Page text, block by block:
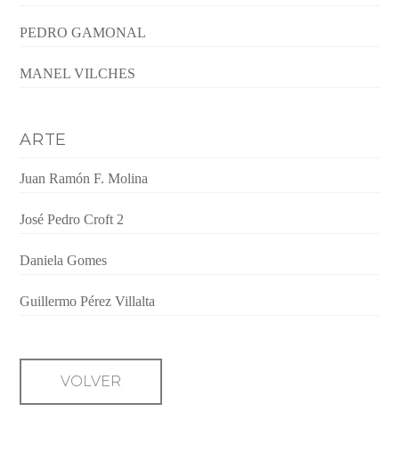
PEDRO GAMONAL
MANEL VILCHES
ARTE
Juan Ramón F. Molina
José Pedro Croft 2
Daniela Gomes
Guillermo Pérez Villalta
VOLVER